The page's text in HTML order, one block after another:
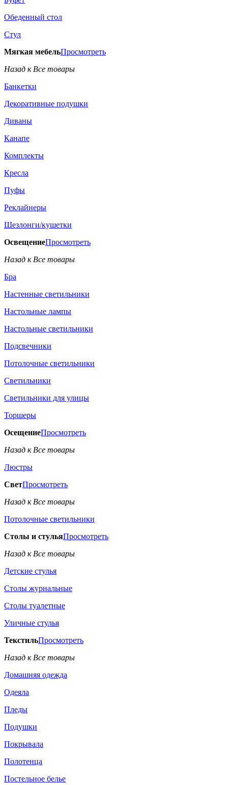
Обеденный стол
Стул
Мягкая мебельПросмотреть
Назад к Все товары
Банкетки
Декоративные подушки
Диваны
Канапе
Комплекты
Кресла
Пуфы
Реклайнеры
Шезлонги/кушетки
ОсвещениеПросмотреть
Назад к Все товары
Бра
Настенные светильники
Настольные лампы
Настольные светильники
Подсвечники
Потолочные светильники
Светильники
Светильники для улицы
Торшеры
ОсещениеПросмотреть
Назад к Все товары
Люстры
СветПросмотреть
Назад к Все товары
Потолочные светильники
Столы и стульяПросмотреть
Назад к Все товары
Детские стулья
Столы журнальные
Столы туалетные
Уличные стулья
ТекстильПросмотреть
Назад к Все товары
Домашняя одежда
Одеяла
Пледы
Подушки
Покрывала
Полотенца
Постельное белье